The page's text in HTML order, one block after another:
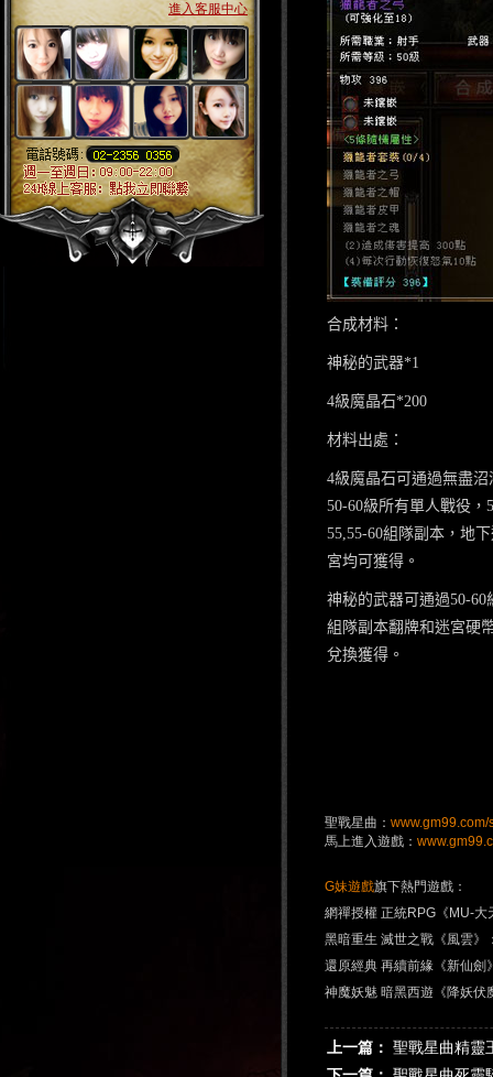
進入客服中心
合成材料：
神秘的武器*1
4級魔晶石*200
材料出處：
4級魔晶石可通過無盡沼
50-60級所有單人戰役，
55,55-60組隊副本，地
宮均可獲得。
神秘的武器可通過50-60
組隊副本翻牌和迷宮硬
兌換獲得。
聖戰星曲： www.gm99.com/
馬上進入遊戲：
G妹遊戲旗下熱門遊戲：
網禪授權 正統RPG《MU-大
黑暗重生 滅世之戰《風雲》
還原經典 再續前緣《新仙劍
神魔妖魅 暗黑西遊《降妖伏
上一篇： 聖戰星曲精靈